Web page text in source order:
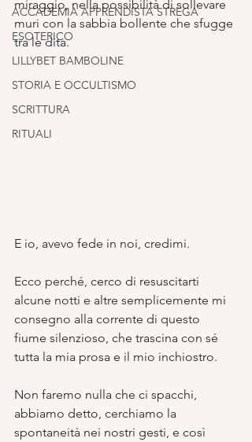
ACCADEMIA APPRENDISTA STREGA
ESOTERICO
LILLYBET BAMBOLINE
STORIA E OCCULTISMO
SCRITTURA
RITUALI
miraggio, nella possibilità di sollevare
muri con la sabbia bollente che sfugge
tra le dita.
E io, avevo fede in noi, credimi.
Ecco perché, cerco di resuscitarti
alcune notti e altre semplicemente mi
consegno alla corrente di questo
fiume silenzioso, che trascina con sé
tutta la mia prosa e il mio inchiostro.
Non faremo nulla che ci spacchi,
abbiamo detto, cerchiamo la
spontaneità nei nostri gesti, e così